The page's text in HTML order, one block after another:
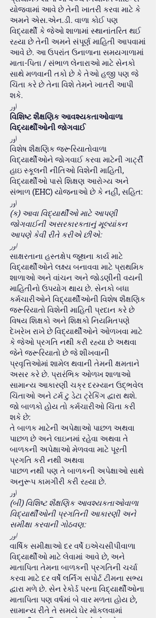
યોજવામાં આવે છે તેની ખાતરી કરવા માટે કે
અમને એસ.એન.ડી. વાળા કોઈ પણ
વિદ્યાર્થી કે જેઓ શાળામાં સ્થાનાંતરિત થઈ
રહ્યા છે તેની અમને સંપૂર્ણ માહિતી આપવામાં
આવે છે. આ ઉપરાંત ઉનાળાના સમયગાળામાં
માતા-પિતા / સંભાળ લેનારાઓ માટે સેનકો
સાથે મળવાની તકો છે કે તેઓ હજી પણ જે
ચિંતા કરે છે તેના વિશે તેમને ખાતરી આપી
શકે.
اور
વિશિષ્ટ શૈક્ષણિક આવશ્યકતાઓવાળા
વિદ્યાર્થીઓની જોગવાઈ
اور
વિશેષ શૈક્ષણિક જરૂરિયાતોવાળા
વિદ્યાર્થીઓને જોગવાઈ કરવા માટેની ગાર્ટ્રી
હાઇ સ્કૂલની નીતિઓ વિશેની માહિતી,
વિદ્યાર્થીઓ પાસે શિક્ષણ આરોગ્ય અને
સંભાળ (EHC) યોજનાઓ છે કે નહીં, સહિત:
اور
(ક) આવા વિદ્યાર્થીઓ માટે આપણી
જોગવાઈની અસરકારકતાનું મૂલ્યાંકન
આપણે કેવી રીતે કરીએ છીએ:
اور
સાક્ષરતાના હસ્તક્ષેપ જૂથના કાર્ય માટે
વિદ્યાર્થીઓને લક્ષ્ય બનાવવા માટે પ્રાથમિક
શાળાઓ અને વાંચન અને જોડણીની વયની
માહિતીનો ઉપયોગ થાય છે. સેનકો બધા
કર્મચારીઓને વિદ્યાર્થીઓની વિશેષ શૈક્ષણિક
જરૂરિયાતો વિશેની માહિતી પ્રદાન કરે છે
વિષય શિક્ષકો અને શિક્ષકો નિયમિતપણે
દેખરેખ રાખે છે વિદ્યાર્થીઓને ઓળખવા માટે
કે જેઓ પ્રગતિ નથી કરી રહ્યા છે અથવા
જેને જરૂરિયાતો છે જે શીખવાની
પ્રવૃત્તિઓમાં શામેલ થવાની તેમની ક્ષમતાને
અસર કરે છે. પ્રારંભિક ઓળખ શાળાઓ
સામાન્ય આકારણી ચક્ર દરમ્યાન ઉદ્ભવેલ
ચિંતાઓ અને ટર્મ ટુ ડેટા ટ્રેકિંગ દ્વારા થશે.
જો બાળકો હોય તો કર્મચારીઓ ચિંતા કરી
શકે છે:
તે બાળક માટેની અપેક્ષાઓ પાછળ અથવા
પાછળ છે અને લાઇનમાં રહેવા અથવા તે
બાળકની અપેક્ષાઓ મેળવવા માટે પૂરતી
પ્રગતિ કરી નથી અથવા
પાછળ નથી પણ તે બાળકની અપેક્ષાઓ સાથે
અનુરૂપ કામગીરી કરી રહ્યા છે.
اور
(બી) વિશિષ્ટ શૈક્ષણિક આવશ્યકતાઓવાળા
વિદ્યાર્થીઓની પ્રગતિની આકારણી અને
સમીક્ષા કરવાની ગોઠવણ:
اور
વાર્ષિક સમીક્ષાઓ દર વર્ષે ઇએચસીપીવાળા
વિદ્યાર્થીઓ માટે લેવામાં આવે છે, અને
માતાપિતા તેમના બાળકની પ્રગતિની ચર્ચા
કરવા માટે દર વર્ષે લર્નિંગ સપોર્ટ ટીમના સભ્ય
દ્વારા મળે છે. સેન રેકોર્ડ પરના વિદ્યાર્થીઓના
માતાપિતા પણ વર્ષમાં બે વાર મળતા હોય છે,
સામાન્ય રીતે તે સમયે ઘેર મોકલવામાં